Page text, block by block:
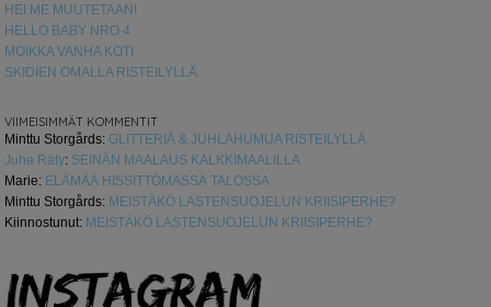
HEI ME MUUTETAAN!
HELLO BABY NRO 4
MOIKKA VANHA KOTI
SKIDIEN OMALLA RISTEILYLLÄ
VIIMEISIMMÄT KOMMENTIT
Minttu Storgårds: GLITTERIÄ & JUHLAHUMUA RISTEILYLLÄ
Juha Räty: SEINÄN MAALAUS KALKKIMAALILLA
Marie: ELÄMÄÄ HISSITTÖMÄSSÄ TALOSSA
Minttu Storgårds: MEISTÄKÖ LASTENSUOJELUN KRIISIPERHE?
Kiinnostunut: MEISTÄKÖ LASTENSUOJELUN KRIISIPERHE?